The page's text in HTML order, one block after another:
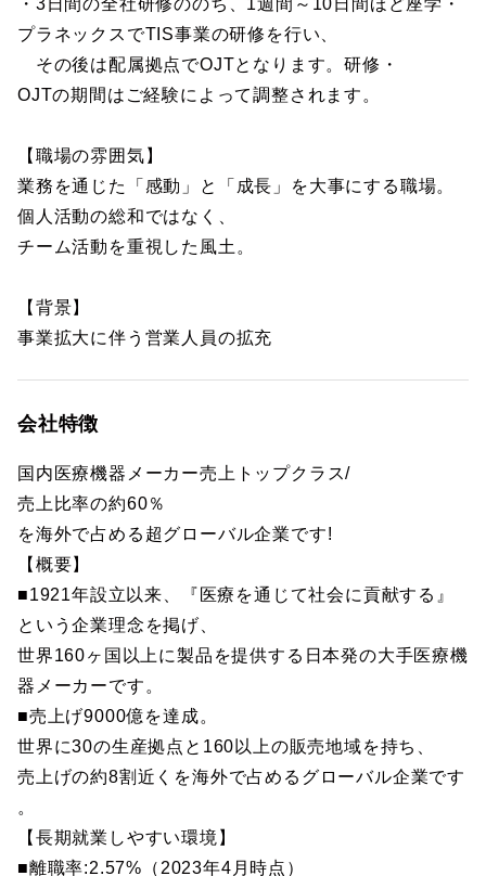
・3日間の全社研修ののち、1週間～10日間ほど座学・
プラネックスでTIS事業の研修を行い、
その後は配属拠点でOJTとなります。研修・
OJTの期間はご経験によって調整されます。
【職場の雰囲気】
業務を通じた「感動」と「成長」を大事にする職場。
個人活動の総和ではなく、
チーム活動を重視した風土。
【背景】
事業拡大に伴う営業人員の拡充
会社特徴
国内医療機器メーカー売上トップクラス/
売上比率の約60％
を海外で占める超グローバル企業です!
【概要】
■1921年設立以来、『医療を通じて社会に貢献する』
という企業理念を掲げ、
世界160ヶ国以上に製品を提供する日本発の大手医療機
器メーカーです。
■売上げ9000億を達成。
世界に30の生産拠点と160以上の販売地域を持ち、
売上げの約8割近くを海外で占めるグローバル企業です
。
【長期就業しやすい環境】
■離職率:2.57%（2023年4月時点）